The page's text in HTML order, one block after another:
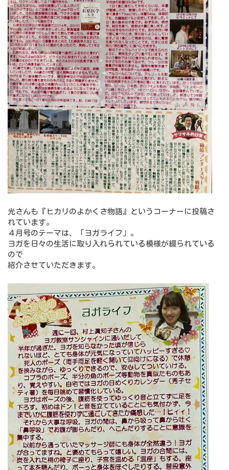
光さんも『ヒカリのよかくさ物語』というコーナーに投稿さ
れています。
４月号のテーマは、「ヨガライフ」。
ヨガを日々の生活に取り入れられている模様が綴られている
ので
紹介させていただきます。